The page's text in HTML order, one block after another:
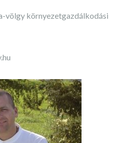
völgy környezetgazdálkodási